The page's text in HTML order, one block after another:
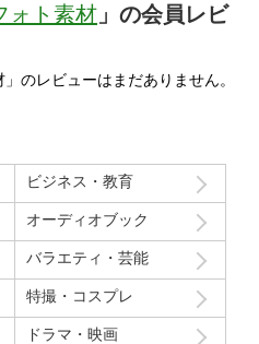
ォト素材 」の会員レビ
のレビューはまだありません。
ビジネス・教育
オーディオブック
バラエティ・芸能
特撮・コスプレ
ドラマ・映画